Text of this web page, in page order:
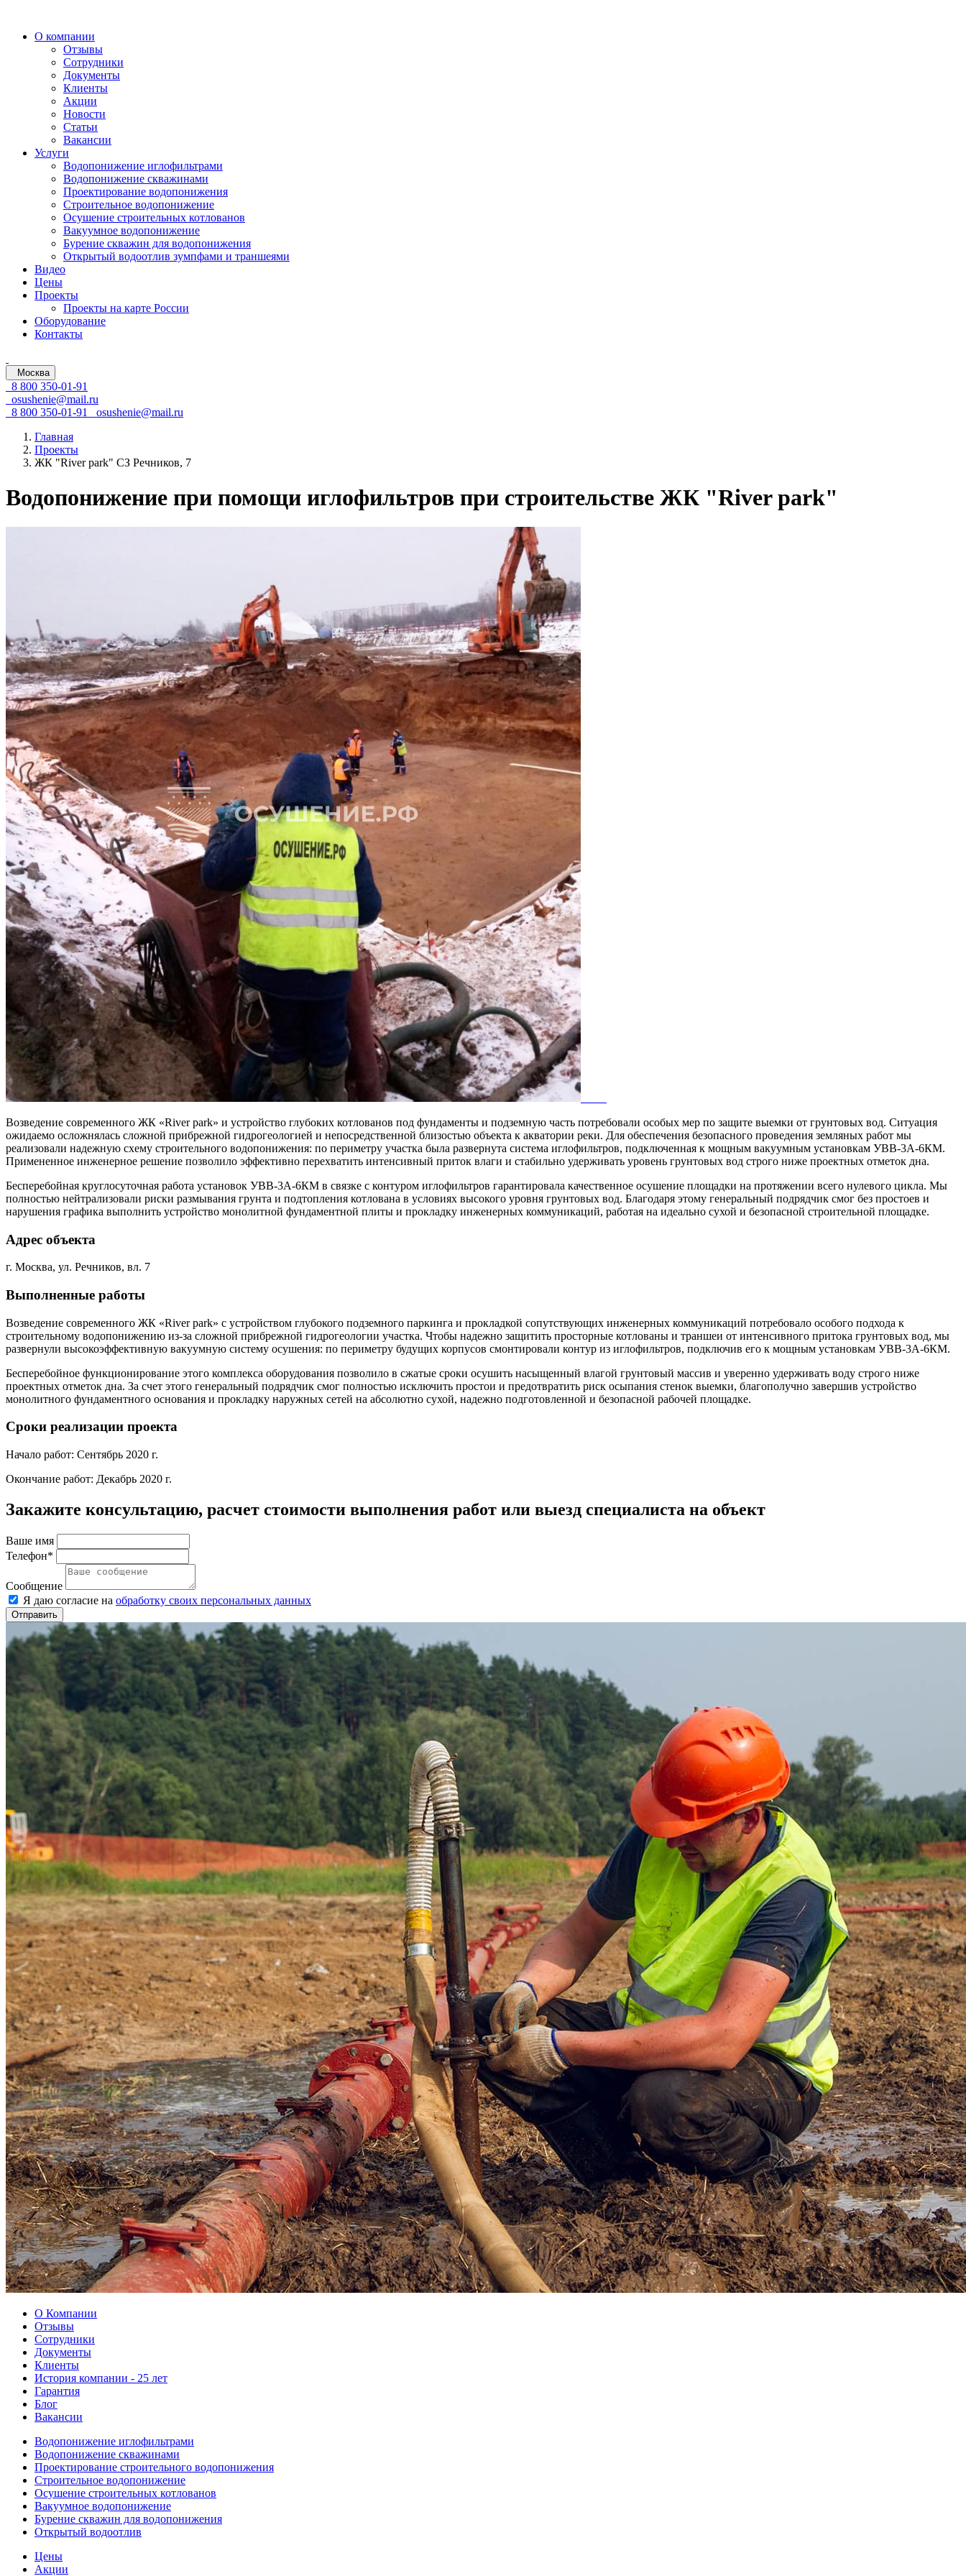
О компании
Отзывы
Сотрудники
Документы
Клиенты
Акции
Новости
Статьи
Вакансии
Услуги
Водопонижение иглофильтрами
Водопонижение скважинами
Проектирование водопонижения
Строительное водопонижение
Осушение строительных котлованов
Вакуумное водопонижение
Бурение скважин для водопонижения
Открытый водоотлив зумпфами и траншеями
Видео
Цены
Проекты
Проекты на карте России
Оборудование
Контакты
Москва
8 800 350-01-91
osushenie@mail.ru
8 800 350-01-91
osushenie@mail.ru
Главная
Проекты
ЖК "River park" СЗ Речников, 7
Водопонижение при помощи иглофильтров при строительстве ЖК "River park"
Возведение современного ЖК «River park» и устройство глубоких котлованов под фундаменты и подземную часть потребовали особых мер по защите выемки от грунтовых вод. Ситуация
ожидаемо осложнялась сложной прибрежной гидрогеологией и непосредственной близостью объекта к акватории реки. Для обеспечения безопасного проведения земляных работ мы
реализовали надежную схему строительного водопонижения: по периметру участка была развернута система иглофильтров, подключенная к мощным вакуумным установкам УВВ-3А-6КМ.
Примененное инженерное решение позволило эффективно перехватить интенсивный приток влаги и стабильно удерживать уровень грунтовых вод строго ниже проектных отметок дна.
Бесперебойная круглосуточная работа установок УВВ-3А-6КМ в связке с контуром иглофильтров гарантировала качественное осушение площадки на протяжении всего нулевого цикла. Мы
полностью нейтрализовали риски размывания грунта и подтопления котлована в условиях высокого уровня грунтовых вод. Благодаря этому генеральный подрядчик смог без простоев и
нарушения графика выполнить устройство монолитной фундаментной плиты и прокладку инженерных коммуникаций, работая на идеально сухой и безопасной строительной площадке.
Адрес объекта
г. Москва, ул. Речников, вл. 7
Выполненные работы
Возведение современного ЖК «River park» с устройством глубокого подземного паркинга и прокладкой сопутствующих инженерных коммуникаций потребовало особого подхода к
строительному водопонижению из-за сложной прибрежной гидрогеологии участка. Чтобы надежно защитить просторные котлованы и траншеи от интенсивного притока грунтовых вод, мы
развернули высокоэффективную вакуумную систему осушения: по периметру будущих корпусов смонтировали контур из иглофильтров, подключив его к мощным установкам УВВ-3А-6КМ.
Бесперебойное функционирование этого комплекса оборудования позволило в сжатые сроки осушить насыщенный влагой грунтовый массив и уверенно удерживать воду строго ниже
проектных отметок дна. За счет этого генеральный подрядчик смог полностью исключить простои и предотвратить риск осыпания стенок выемки, благополучно завершив устройство
монолитного фундаментного основания и прокладку наружных сетей на абсолютно сухой, надежно подготовленной и безопасной рабочей площадке.
Сроки реализации проекта
Начало работ: Сентябрь 2020 г.
Окончание работ: Декабрь 2020 г.
Закажите консультацию, расчет стоимости выполнения работ или выезд специалиста на объект
Ваше имя
Телефон*
Сообщение
Я даю согласие на обработку своих персональных данных
Отправить
О Компании
Отзывы
Сотрудники
Документы
Клиенты
История компании - 25 лет
Гарантия
Блог
Вакансии
Водопонижение иглофильтрами
Водопонижение скважинами
Проектирование строительного водопонижения
Строительное водопонижение
Осушение строительных котлованов
Вакуумное водопонижение
Бурение скважин для водопонижения
Открытый водоотлив
Цены
Акции